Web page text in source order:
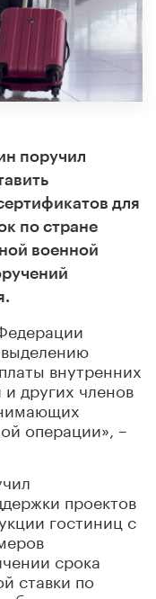
поручил
для
по стране
военной
внутренних
других членов
операции», –
проектов
гостиниц с
срока
ставки по